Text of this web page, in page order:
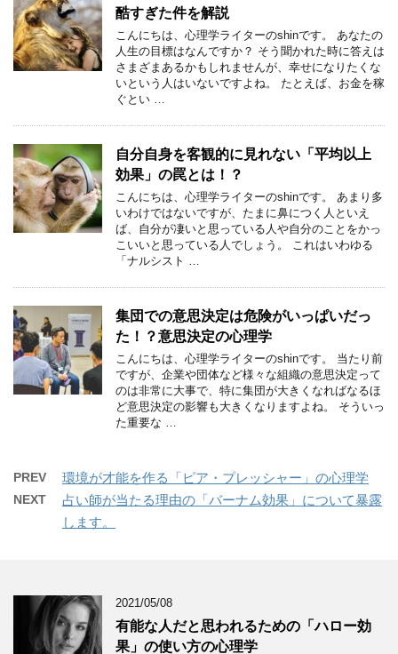
酷すぎた件を解説
こんにちは、心理学ライターのshinです。 あなたの
人生の目標はなんですか？ そう聞かれた時に答えは
さまざまあるかもしれませんが、幸せになりたくな
いという人はいないですよね。 たとえば、お金を稼
ぐとい …
自分自身を客観的に見れない「平均以上
効果」の罠とは！？
こんにちは、心理学ライターのshinです。 あまり多
いわけではないですが、たまに鼻につく人といえ
ば、自分が凄いと思っている人や自分のことをかっ
こいいと思っている人でしょう。 これはいわゆる
「ナルシスト …
集団での意思決定は危険がいっぱいだっ
た！？意思決定の心理学
こんにちは、心理学ライターのshinです。 当たり前
ですが、企業や団体など様々な組織の意思決定って
のは非常に大事で、特に集団が大きくなればなるほ
ど意思決定の影響も大きくなりますよね。 そういっ
た重要な …
PREV 環境が才能を作る「ピア・プレッシャー」の心理学
NEXT
占い師が当たる理由の「バーナム効果」について暴露
します。
2021/05/08
有能な人だと思われるための「ハロー効
果」の使い方の心理学